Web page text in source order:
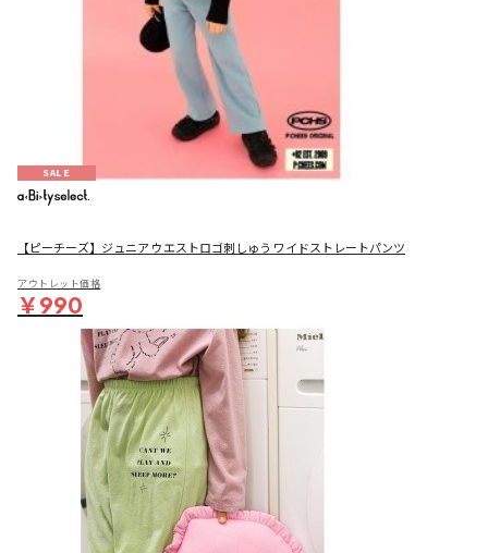
SALE
【ピーチーズ】ジュニア ウエストロゴ刺しゅう ワイドストレートパンツ
アウトレット価格
￥990